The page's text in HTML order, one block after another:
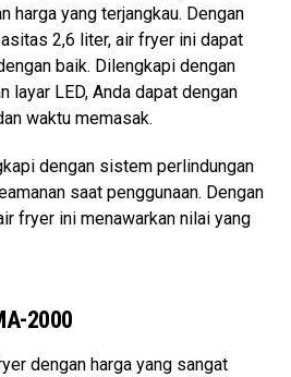
harga yang terjangkau. Dengan
2,6 liter, air fryer ini dapat
baik. Dilengkapi dengan
layar LED, Anda dapat dengan
waktu memasak.
dengan sistem perlindungan
saat penggunaan. Dengan
fryer ini menawarkan nilai yang
2000
dengan harga yang sangat